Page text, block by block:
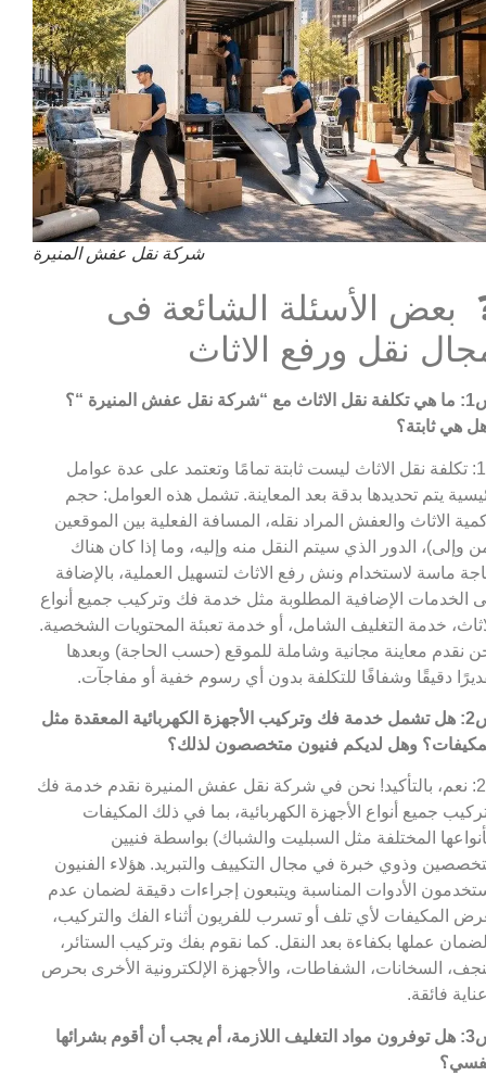
شركة نقل عفش المنيرة
بعض الأسئلة الشائعة فى
نقل ورفع الاثاث
نقل عفش المنيرة
“؟
هي ثابتة؟
ج1: تكلفة نقل الاثاث ليست ثابتة تمامًا وتعتمد على عدة عوامل
يتم تحديدها بدقة بعد المعاينة. تشمل هذه العوامل: حجم
الاثاث والعفش المراد نقله، المسافة الفعلية بين الموقعين
وإلى)، الدور الذي سيتم النقل منه وإليه، وما إذا كان هناك
ماسة لاستخدام ونش رفع الاثاث لتسهيل العملية، بالإضافة
الخدمات الإضافية المطلوبة مثل خدمة فك وتركيب جميع أنواع
خدمة التغليف الشامل، أو خدمة تعبئة المحتويات الشخصية.
نقدم معاينة مجانية وشاملة للموقع (حسب الحاجة) وبعدها
دقيقًا وشفافًا للتكلفة بدون أي رسوم خفية أو مفاجآت.
س2: هل تشمل خدمة فك وتركيب الأجهزة الكهربائية المعقدة مثل
وهل لديكم فنيون متخصصون لذلك؟
ج2: نعم، بالتأكيد! نحن في شركة نقل عفش المنيرة نقدم خدمة فك
جميع أنواع الأجهزة الكهربائية، بما في ذلك المكيفات
المختلفة مثل السبليت والشباك) بواسطة فنيين
وذوي خبرة في مجال التكييف والتبريد. هؤلاء الفنيون
الأدوات المناسبة ويتبعون إجراءات دقيقة لضمان عدم
المكيفات لأي تلف أو تسرب للفريون أثناء الفك والتركيب،
عملها بكفاءة بعد النقل. كما نقوم بفك وتركيب الستائر،
السخانات، الشفاطات، والأجهزة الإلكترونية الأخرى بحرص
فائقة.
س3: هل توفرون مواد التغليف اللازمة، أم يجب أن أقوم بشرائها